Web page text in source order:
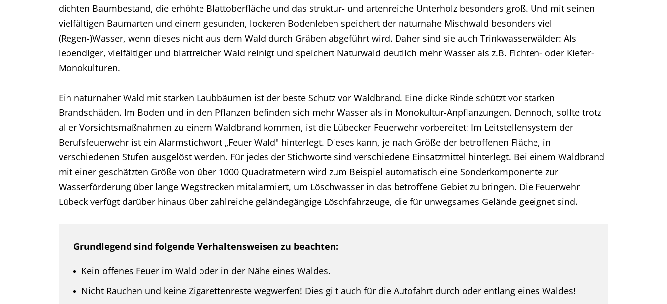
dichten Baumbestand, die erhöhte Blattoberfläche und das struktur- und artenreiche Unterholz besonders groß. Und mit seinen
vielfältigen Baumarten und einem gesunden, lockeren Bodenleben speichert der naturnahe Mischwald besonders viel
(Regen-)Wasser, wenn dieses nicht aus dem Wald durch Gräben abgeführt wird. Daher sind sie auch Trinkwasserwälder: Als
lebendiger, vielfältiger und blattreicher Wald reinigt und speichert Naturwald deutlich mehr Wasser als z.B. Fichten- oder Kiefer-
Monokulturen.
Ein naturnaher Wald mit starken Laubbäumen ist der beste Schutz vor Waldbrand. Eine dicke Rinde schützt vor starken
Brandschäden. Im Boden und in den Pflanzen befinden sich mehr Wasser als in Monokultur-Anpflanzungen. Dennoch, sollte trotz
aller Vorsichtsmaßnahmen zu einem Waldbrand kommen, ist die Lübecker Feuerwehr vorbereitet: Im Leitstellensystem der
Berufsfeuerwehr ist ein Alarmstichwort „Feuer Wald" hinterlegt. Dieses kann, je nach Größe der betroffenen Fläche, in
verschiedenen Stufen ausgelöst werden. Für jedes der Stichworte sind verschiedene Einsatzmittel hinterlegt. Bei einem Waldbrand
mit einer geschätzten Größe von über 1000 Quadratmetern wird zum Beispiel automatisch eine Sonderkomponente zur
Wasserförderung über lange Wegstrecken mitalarmiert, um Löschwasser in das betroffene Gebiet zu bringen. Die Feuerwehr
Lübeck verfügt darüber hinaus über zahlreiche geländegängige Löschfahrzeuge, die für unwegsames Gelände geeignet sind.
Grundlegend sind folgende Verhaltensweisen zu beachten:
Kein offenes Feuer im Wald oder in der Nähe eines Waldes.
Nicht Rauchen und keine Zigarettenreste wegwerfen! Dies gilt auch für die Autofahrt durch oder entlang eines Waldes!